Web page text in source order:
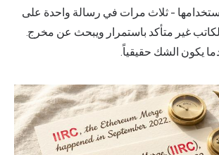
- ثلاث مرات في رسالة واحدة على
غير متأكد باستمرار ويبحث عن مخرج.
يكون الشك حقيقياً.